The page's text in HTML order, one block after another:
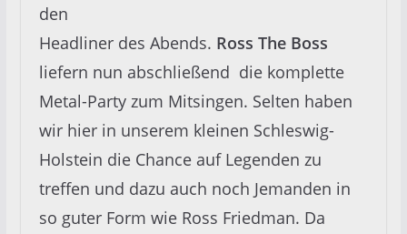
den
Headliner des Abends. Ross The Boss
liefern nun abschließend die komplette
Metal-Party zum Mitsingen. Selten haben
wir hier in unserem kleinen Schleswig-
Holstein die Chance auf Legenden zu
treffen und dazu auch noch Jemanden in
so guter Form wie Ross Friedman. Da